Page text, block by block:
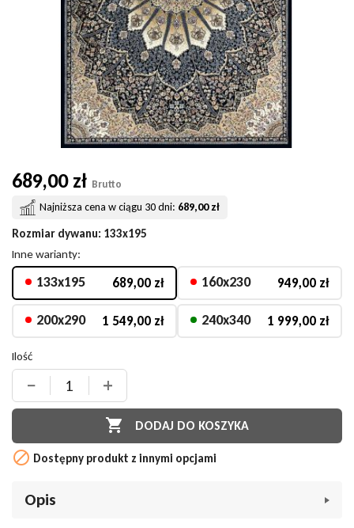
689,00 zł Brutto
Najniższa cena w ciągu 30 dni: 689,00 zł
Rozmiar dywanu: 133x195
Inne warianty:
133x195 689,00 zł 160x230 949,00 zł
200x290 1 549,00 zł 240x340 1 999,00 zł
Ilość
− +
 DODAJ DO KOSZYKA
 Dostępny produkt z innymi opcjami
Opis